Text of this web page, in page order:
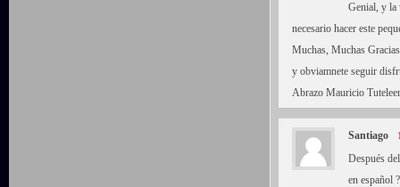
Genial, y la
necesario hacer este
Muchas, Muchas
y obviamnete seguir
Abrazo Mauricio
Santiago
Después
en español